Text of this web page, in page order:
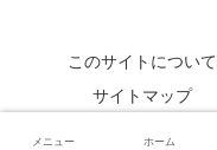
このサイトについて
サイトマップ
メニュー ホーム